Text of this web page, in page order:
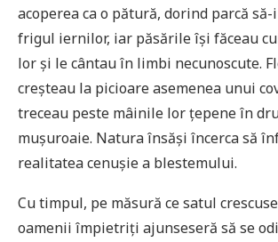
acoperea ca o pătură, dorind parcă
frigul iernilor, iar păsările își făceau
lor și le cântau în limbi necunoscute.
creșteau la picioare asemenea unui
treceau peste mâinile lor țepene în
mușuroaie. Natura însăși încerca să
realitatea cenușie a blestemului.
Cu timpul, pe măsură ce satul
oamenii împietriți ajunseseră să se